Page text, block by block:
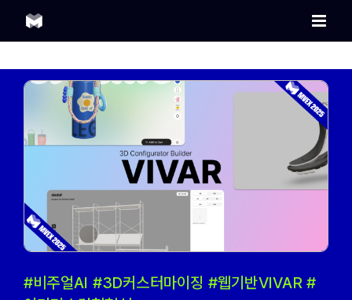
content
#비주얼AI #3D커스터마이징 #웹기반VIVAR #